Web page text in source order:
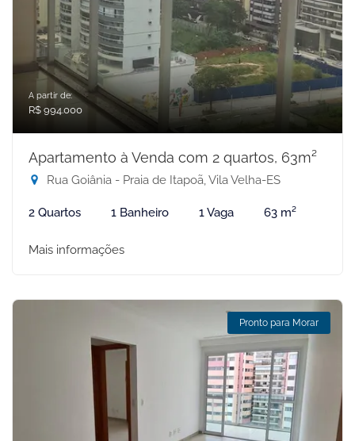
A partir de:
R$ 994.000
Apartamento à Venda com 2 quartos, 63m²
Rua Goiânia - Praia de Itapoã, Vila Velha-ES
2 Quartos 1 Banheiro 1 Vaga 63 m²
Mais informações
Pronto para Morar